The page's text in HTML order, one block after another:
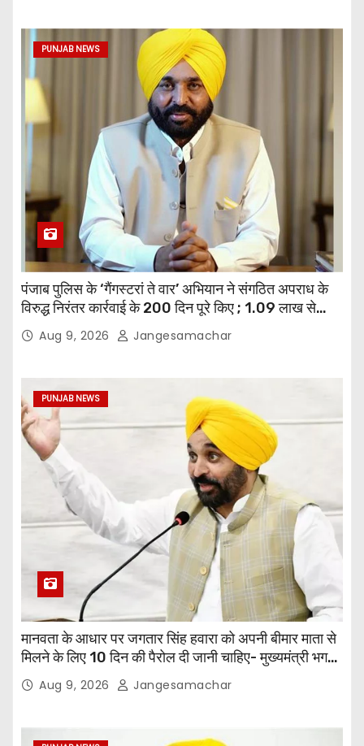
PUNJAB NEWS
पंजाब पुलिस के ‘गैंगस्टरां ते वार’ अभियान ने संगठित अपराध के
विरुद्ध निरंतर कार्रवाई के 200 दिन पूरे किए ; 1.09 लाख से
अधिक छापेमारियाँ कीं, 1,532 घोषित अपराधी गिरफ़्तार किए
Aug 9, 2026 Jangesamachar
PUNJAB NEWS
मानवता के आधार पर जगतार सिंह हवारा को अपनी बीमार माता से
मिलने के लिए 10 दिन की पैरोल दी जानी चाहिए- मुख्यमंत्री भगवंत
सिंह मानAug 9, 2026 Jangesamachar